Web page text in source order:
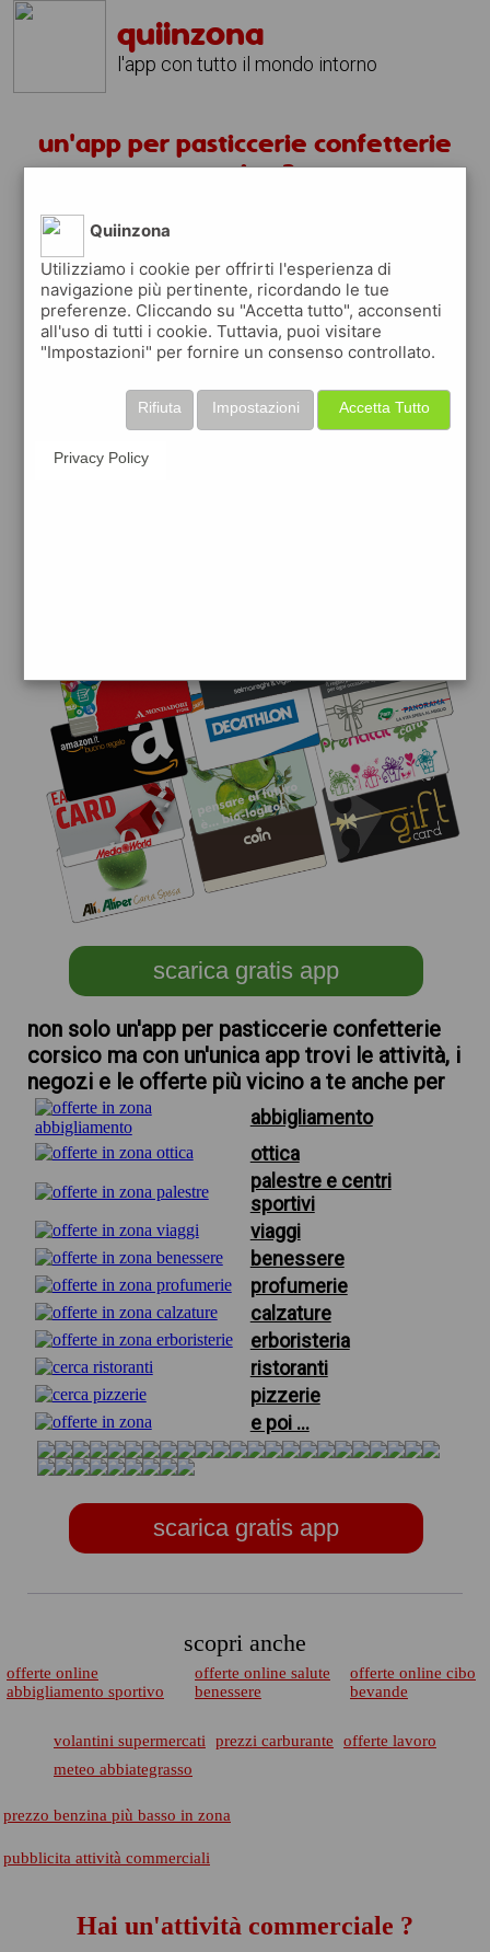
quiinzona
l'app con tutto il mondo intorno
un'app per pasticcerie confetterie
corsico ?
scarica gratis app
quiinzona è una app
gratuita
che ti aiuta se cerchi 'un'app per
premia ogni volta che la usi
raccogli punti da convertire inbuoni sconto
scarica gratis app
non solo un'app per pasticcerie confetterie
corsico ma con un'unica app trovi le attività, i
negozi e le offerte più vicino a te anche per
abbigliamento
ottica
palestre e centri
sportivi
viaggi
benessere
profumerie
calzature
erboristeria
ristoranti
pizzerie
e poi ...
scarica gratis app
scopri anche
offerte online
abbigliamento sportivo
offerte online salute
benessere
offerte online cibo
bevande
volantini supermercati prezzi carburante
offerte lavoro
meteo abbiategrasso
prezzo benzina più basso in zona
pubblicita attività commerciali
Hai un'attività commerciale ?
Quiinzona
Utilizziamo i cookie per offrirti l'esperienza di
navigazione più pertinente, ricordando le tue
preferenze. Cliccando su "Accetta tutto", acconsenti
all'uso di tutti i cookie. Tuttavia, puoi visitare
"Impostazioni" per fornire un consenso controllato.
Accetta Tutto
Impostazioni
Rifiuta
Privacy Policy